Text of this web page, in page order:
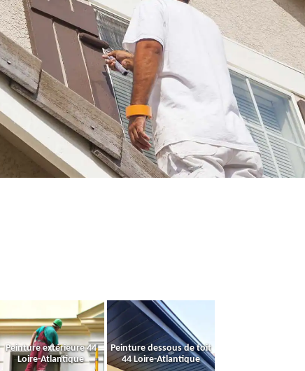
Peinture extérieure 44
Loire-Atlantique
Peinture dessous de toit
44 Loire-Atlantique